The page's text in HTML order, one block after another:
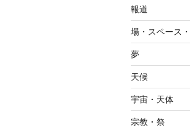
報道
場・スペース
夢
天候
宇宙・天体
宗教・祭